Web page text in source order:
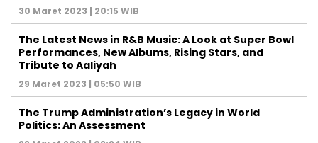
30 Maret 2023 | 20:15 WIB
The Latest News in R&B Music: A Look at Super Bowl
Performances, New Albums, Rising Stars, and
Tribute to Aaliyah
29 Maret 2023 | 05:50 WIB
The Trump Administration’s Legacy in World
Politics: An Assessment